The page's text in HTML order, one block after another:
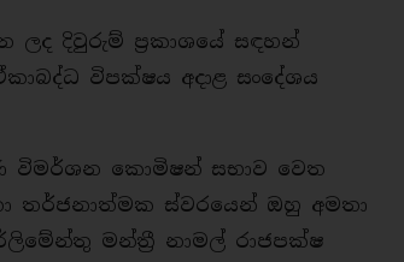
ලද දිවුරුම් ප්‍රකාශයේ සඳහන්
විපක්ෂය අදාළ සංදේශය
විමර්ශන කොමිෂන් සභාව වෙත
තර්ජනාත්මක ස්වරයෙන් ඔහු අමතා
මන්ත්‍රී නාමල් රාජපක්ෂ